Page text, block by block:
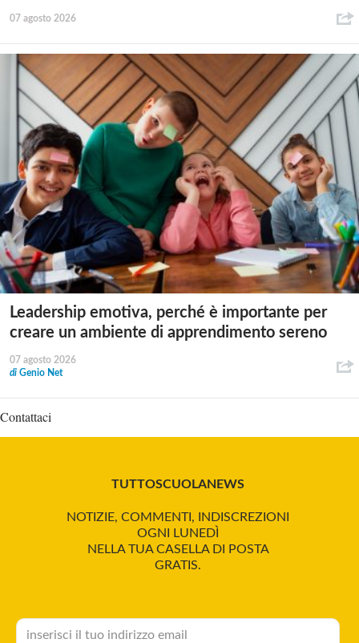
07 agosto 2026
Leadership emotiva, perché è importante per
creare un ambiente di apprendimento sereno
07 agosto 2026
di Genio Net
Contattaci
TUTTOSCUOLANEWS
NOTIZIE, COMMENTI, INDISCREZIONI
OGNI LUNEDÌ
NELLA TUA CASELLA DI POSTA
GRATIS.